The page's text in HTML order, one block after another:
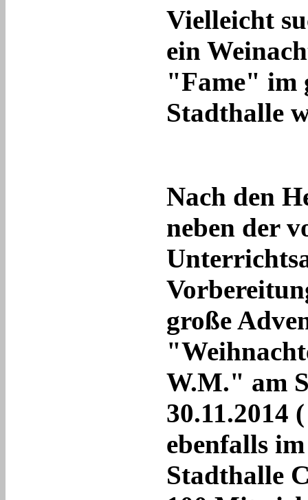
Vielleicht
ein
"Fame" im
Stadthalle
Nach den
neben der
große
W.M." am
30.11.2014
ebenfalls
Stadthalle